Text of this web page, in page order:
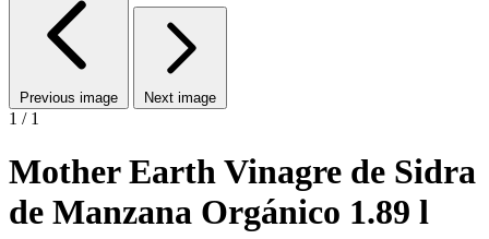
Previous image Next image
1 / 1
Mother Earth Vinagre de Sidra
de Manzana Orgánico 1.89 l